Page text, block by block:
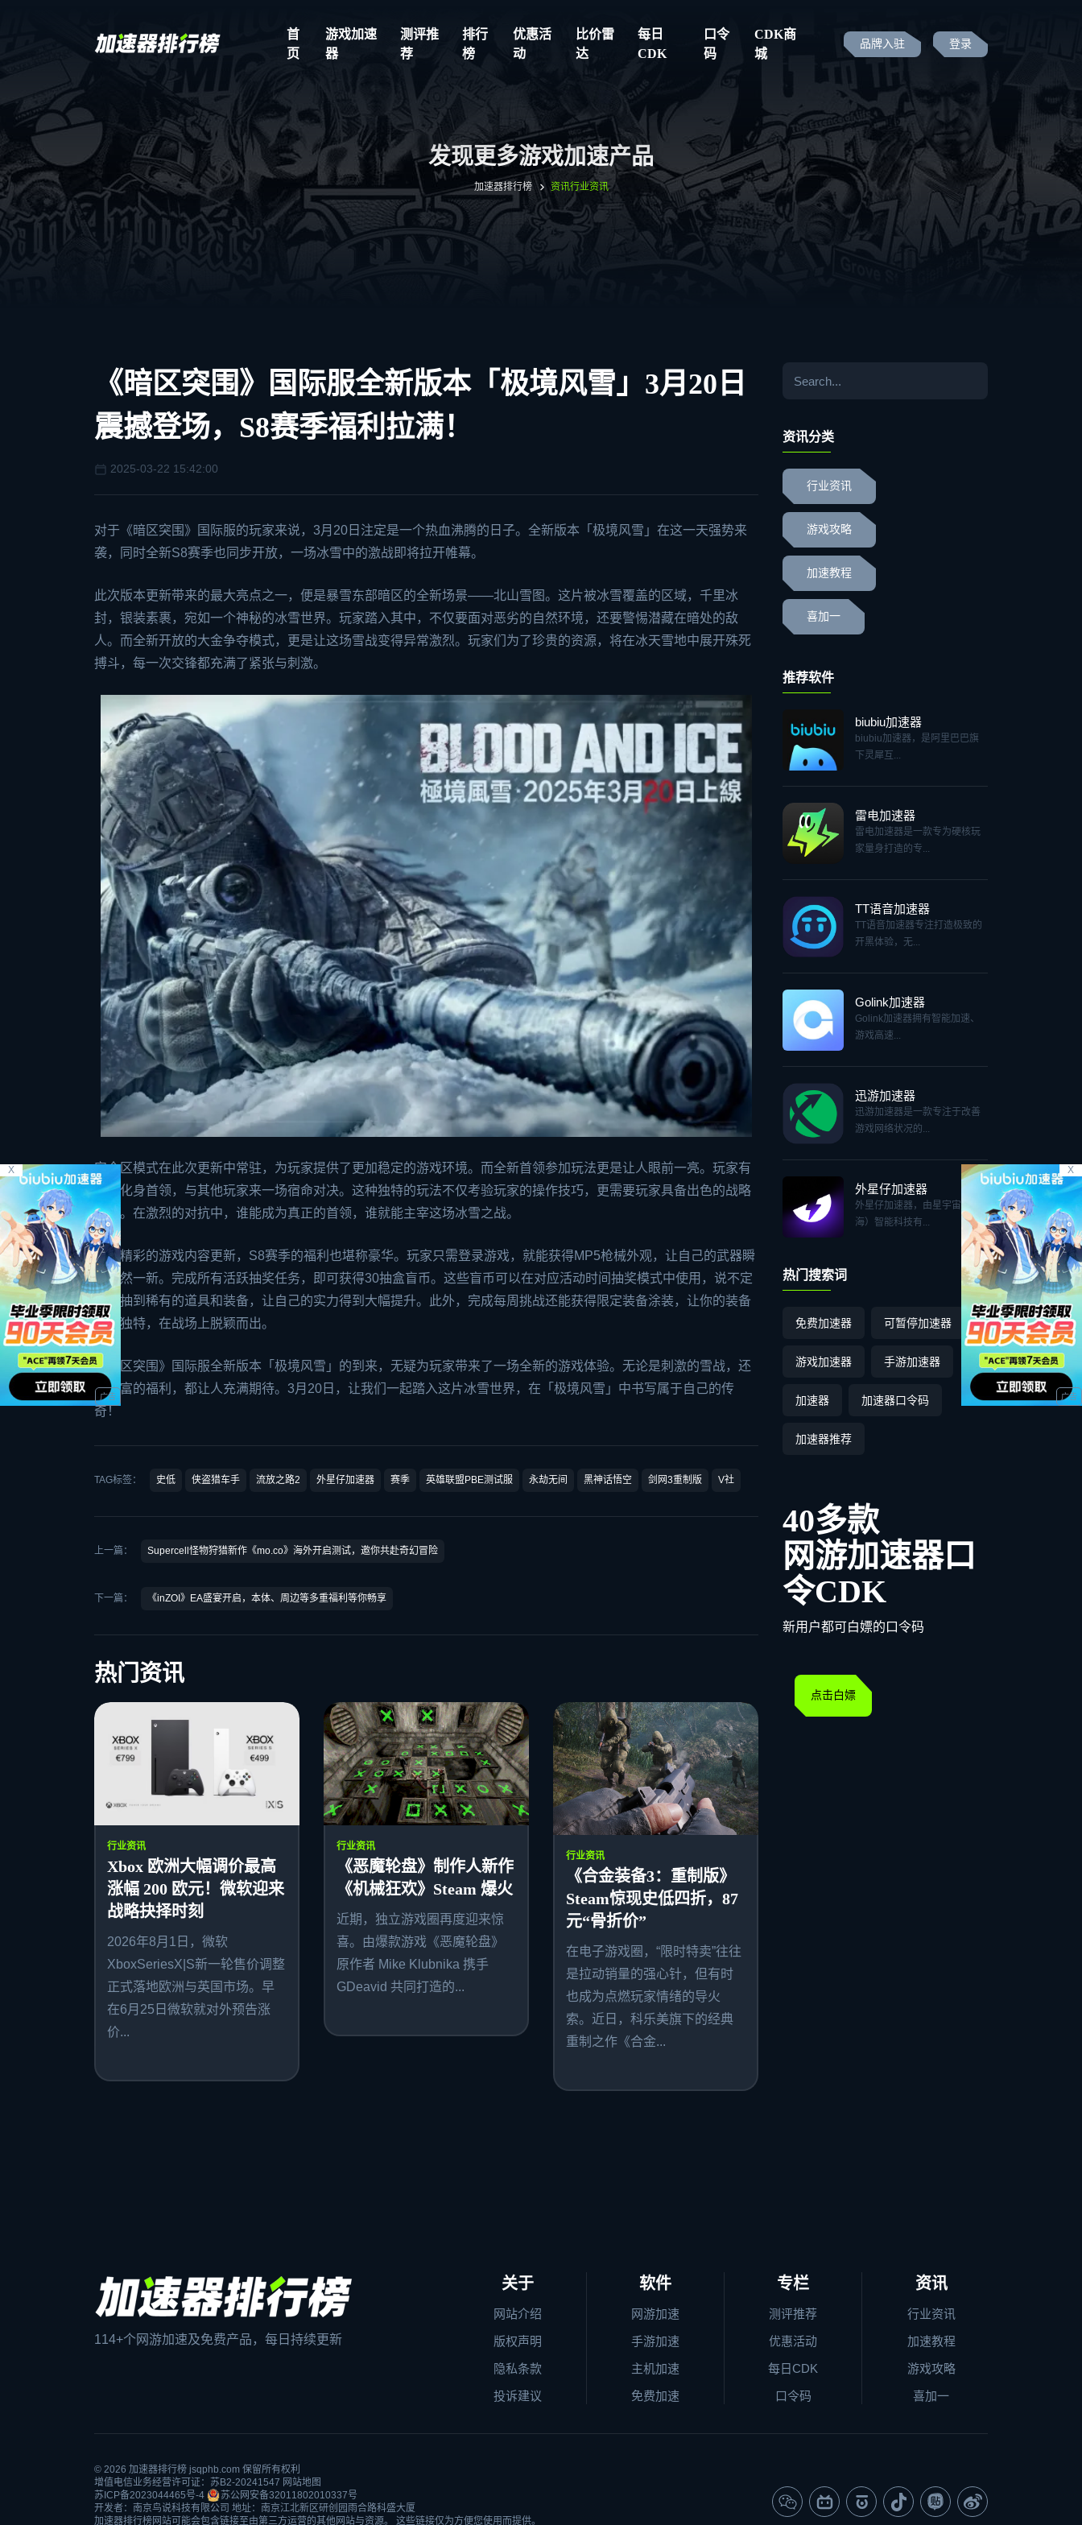
首
页
游戏加速
器
测评推
荐
排行
榜
优惠活
动
比价雷
达
每日
CDK
口令
码
CDK商
城
品牌入驻 登录
X X
发现更多游戏加速产品
加速器排行榜 资讯行业资讯
《暗区突围》国际服全新版本「极境风雪」3月20日
震撼登场，S8赛季福利拉满！
2025-03-22 15:42:00
对于《暗区突围 》国际服的玩家来说，3月20日注定是一个热血沸腾的日子。全新版本「极境风雪」在这一天强势来
袭，同时全新S8赛季也同步开放，一场冰雪中的激战即将拉开帷幕。
此次版本更新带来的最大亮点之一，便是暴雪东部暗区的全新场景——北山雪图。这片被冰雪覆盖的区域，千里冰
封，银装素裹，宛如一个神秘的冰雪世界。玩家踏入其中，不仅要面对恶劣的自然环境，还要警惕潜藏在暗处的敌
人。而全新开放的大金争夺模式，更是让这场雪战变得异常激烈。玩家们为了珍贵的资源，将在冰天雪地中展开殊死
搏斗，每一次交锋都充满了紧张与刺激。
安全区模式在此次更新中常驻，为玩家提供了更加稳定的游戏环境。而全新首领参加玩法更是让人眼前一亮。玩家有
机会化身首领，与其他玩家来一场宿命对决。这种独特的玩法不仅考验玩家的操作技巧，更需要玩家具备出色的战略
思维。在激烈的对抗中，谁能成为真正的首领，谁就能主宰这场冰雪之战。
除了精彩的游戏内容更新，S8赛季的福利也堪称豪华。玩家只需登录游戏，就能获得MP5枪械外观，让自己的武器瞬
间焕然一新。完成所有活跃抽奖任务，即可获得30抽盒盲币。这些盲币可以在对应活动时间抽奖模式中使用，说不定
就能抽到稀有的道具和装备，让自己的实力得到大幅提升。此外，完成每周挑战还能获得限定装备涂装，让你的装备
更加独特，在战场上脱颖而出。
《暗区突围》国际服全新版本「极境风雪」的到来，无疑为玩家带来了一场全新的游戏体验。无论是刺激的雪战，还
是丰富的福利，都让人充满期待。3月20日，让我们一起踏入这片冰雪世界，在「极境风雪」中书写属于自己的传
奇！
TAG标签： 史低 侠盗猎车手 流放之路2 外星仔加速器 赛季 英雄联盟PBE测试服 永劫无间 黑神话悟空 剑网3重制版 V社
上一篇： Supercell怪物狩猎新作《mo.co》海外开启测试，邀你共赴奇幻冒险
下一篇： 《inZOI》EA盛宴开启，本体、周边等多重福利等你畅享
热门资讯
行业资讯
Xbox 欧洲大幅调价最高
涨幅 200 欧元！微软迎来
战略抉择时刻
2026年8月1日，微软
XboxSeriesX|S新一轮售价调整
正式落地欧洲与英国市场。早
在6月25日微软就对外预告涨
价...
行业资讯
《恶魔轮盘》制作人新作
《机械狂欢》Steam 爆火
近期，独立游戏圈再度迎来惊
喜。由爆款游戏《恶魔轮盘》
原作者 Mike Klubnika 携手
GDeavid 共同打造的...
行业资讯
《合金装备3：重制版》
Steam惊现史低四折，87
元“骨折价”
在电子游戏圈，“限时特卖”往往
是拉动销量的强心针，但有时
也成为点燃玩家情绪的导火
索。近日，科乐美旗下的经典
重制之作《合金...
资讯分类
行业资讯
游戏攻略
加速教程
喜加一
推荐软件
biubiu加速器
biubiu加速器，是阿里巴巴旗
下灵犀互...
雷电加速器
雷电加速器是一款专为硬核玩
家量身打造的专...
TT语音加速器
TT语音加速器专注打造极致的
开黑体验，无...
Golink加速器
Golink加速器拥有智能加速、
游戏高速...
迅游加速器
迅游加速器是一款专注于改善
游戏网络状况的...
外星仔加速器
外星仔加速器，由星宇宙（上
海）智能科技有...
热门搜索词
免费加速器 可暂停加速器
游戏加速器 手游加速器
加速器 加速器口令码
加速器推荐
40多款
网游加速器口
令CDK
新用户都可白嫖的口令码
点击白嫖
114+个网游加速及免费产品，每日持续更新
关于
网站介绍
版权声明
隐私条款
投诉建议
软件
网游加速
手游加速
主机加速
免费加速
专栏
测评推荐
优惠活动
每日CDK
口令码
资讯
行业资讯
加速教程
游戏攻略
喜加一
© 2026 加速器排行榜 jsqphb.com 保留所有权利
增值电信业务经营许可证：苏B2-20241547 网站地图
苏ICP备2023044465号-4
苏公网安备32011802010337号
开发者：南京鸟说科技有限公司 地址：南京江北新区研创园雨合路科盛大厦
加速器排行榜网站可能会包含链接至由第三方运营的其他网站与资源。 这些链接仅为方便您使用而提供。